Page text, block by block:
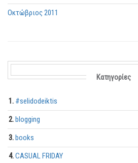
Οκτώβριος 2011
Kατηγορίες
#selidodeiktis
blogging
books
CASUAL FRIDAY